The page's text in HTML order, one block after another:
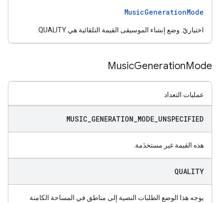
MusicGenerationMode
اختياريّ. وضع إنشاء الموسيقى القيمة التلقائية هي QUALITY.
MusicGenerationMode
عمليات التعداد
MUSIC GENERATION MODE UNSPECIFIED
هذه القيمة غير مستخدَمة.
QUALITY
يوجه هذا الوضع الطلبات النصية إلى مناطق في المساحة الكامنة